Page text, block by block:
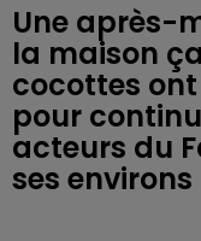
Une après-
la maison
cocottes
pour
acteurs du
ses